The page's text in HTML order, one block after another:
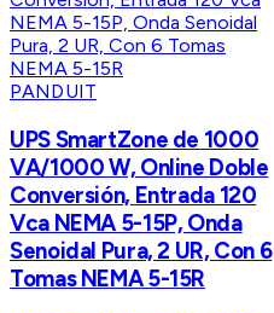
PANDUIT
UPS SmartZone de 1000
VA/1000 W, Online Doble
Conversión, Entrada 120
Vca NEMA 5-15P, Onda
Senoidal Pura, 2 UR, Con 6
Tomas NEMA 5-15R